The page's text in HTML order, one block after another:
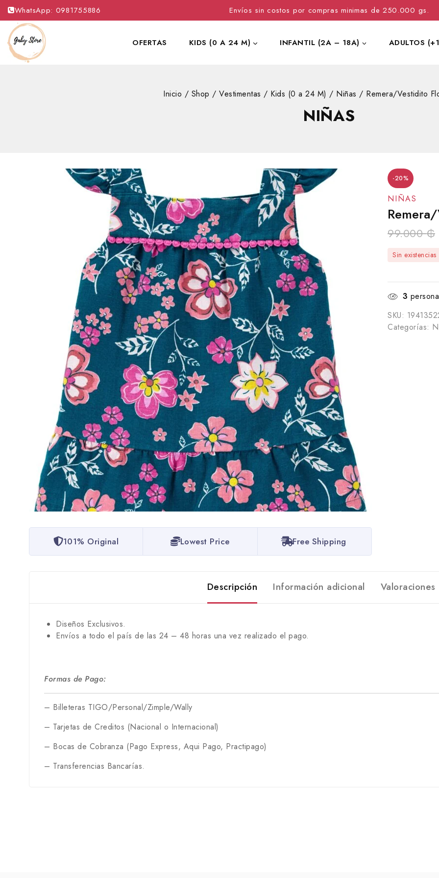
WhatsApp: 0981755886 Envíos sin costos por compras minimas de 250.000 gs.
OFERTAS KIDS (0 A 24 M) INFANTIL (2A – 18A) ADULTOS
Inicio / Shop / Vestimentas / Kids (0 a 24 M) / Niñas / Remera/Vestidito
NIÑAS
101% Original Lowest Price Free Shipping
-20%
NIÑAS
99.000₲
Sin existencias
3
SKU:
Categorías:
Descripción Información adicional
Diseños Exclusivos.
Envíos a todo el país de las 24 – 48 horas una vez realizado el pago.
Formas de Pago:
– Billeteras TIGO/Personal/Zimple/Wally
– Tarjetas de Creditos (Nacional o Internacional)
– Bocas de Cobranza (Pago Express, Aqui Pago, Practipago)
– Transferencias Bancarías.